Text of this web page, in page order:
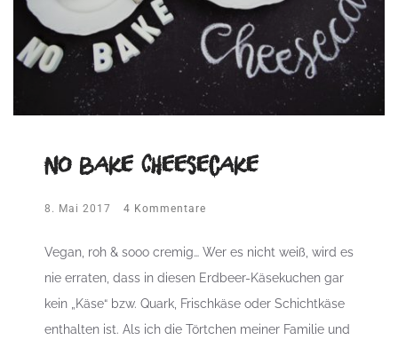
No bake Cheesecake
8. Mai 2017 4 Kommentare
Vegan, roh & sooo cremig… Wer es nicht weiß, wird es
nie erraten, dass in diesen Erdbeer-Käsekuchen gar
kein „Käse“ bzw. Quark, Frischkäse oder Schichtkäse
enthalten ist. Als ich die Törtchen meiner Familie und